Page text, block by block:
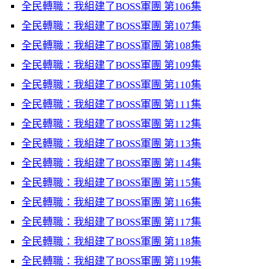
全民轉職：我組建了BOSS軍團 第106集
全民轉職：我組建了BOSS軍團 第107集
全民轉職：我組建了BOSS軍團 第108集
全民轉職：我組建了BOSS軍團 第109集
全民轉職：我組建了BOSS軍團 第110集
全民轉職：我組建了BOSS軍團 第111集
全民轉職：我組建了BOSS軍團 第112集
全民轉職：我組建了BOSS軍團 第113集
全民轉職：我組建了BOSS軍團 第114集
全民轉職：我組建了BOSS軍團 第115集
全民轉職：我組建了BOSS軍團 第116集
全民轉職：我組建了BOSS軍團 第117集
全民轉職：我組建了BOSS軍團 第118集
全民轉職：我組建了BOSS軍團 第119集